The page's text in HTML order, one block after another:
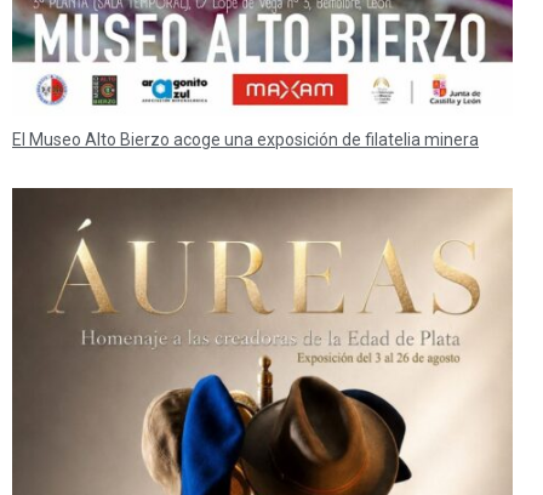
El Museo Alto Bierzo acoge una exposición de filatelia minera